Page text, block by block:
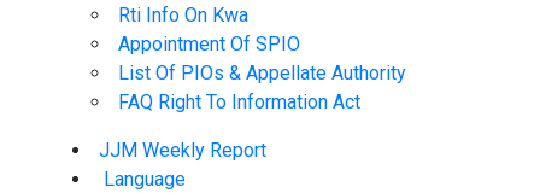
Rti Info On Kwa
Appointment Of SPIO
List Of PIOs & Appellate Authority
FAQ Right To Information Act
JJM Weekly Report
Language